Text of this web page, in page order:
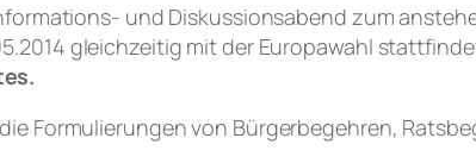
und Diskussionsabend zum
gleichzeitig mit der Europawahl
Formulierungen von Bürgerbegehren,